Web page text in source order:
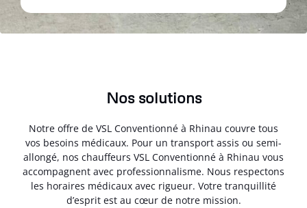
Nos solutions
Notre offre de VSL Conventionné à Rhinau couvre tous
vos besoins médicaux. Pour un transport assis ou semi-
allongé, nos chauffeurs VSL Conventionné à Rhinau vous
accompagnent avec professionnalisme. Nous respectons
les horaires médicaux avec rigueur. Votre tranquillité
d’esprit est au cœur de notre mission.